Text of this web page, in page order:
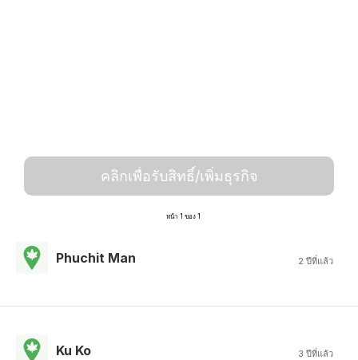
คลิกเพื่อรับสิทธิ์/เพิ่มธุรกิจ
หน้า 1 ของ 1
Phuchit Man 2 ปีที่แล้ว
Ku Ko 3 ปีที่แล้ว